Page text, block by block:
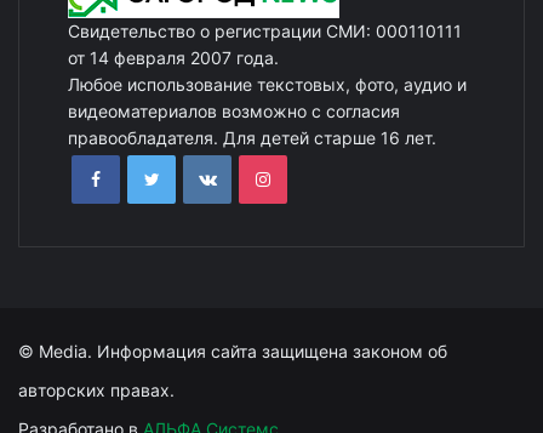
Свидетельство о регистрации СМИ: 000110111
от 14 февраля 2007 года.
Любое использование текстовых, фото, аудио и
видеоматериалов возможно с согласия
правообладателя. Для детей старше 16 лет.
© Media. Информация сайта защищена законом об
авторских правах.